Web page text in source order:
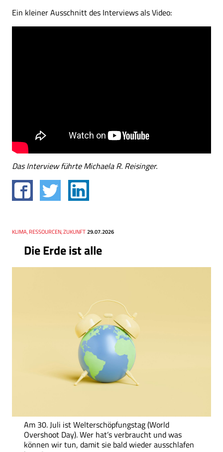
Ein kleiner Ausschnitt des Interviews als Video:
Das Interview führte Michaela R. Reisinger.
Die Erde ist alle
Thema
KLIMA, RESSOURCEN, ZUKUNFT
Datum 29.07.2026
Am 30. Juli ist Welterschöpfungstag (World
Overshoot Day). Wer hat’s verbraucht und was
können wir tun, damit sie bald wieder ausschlafen